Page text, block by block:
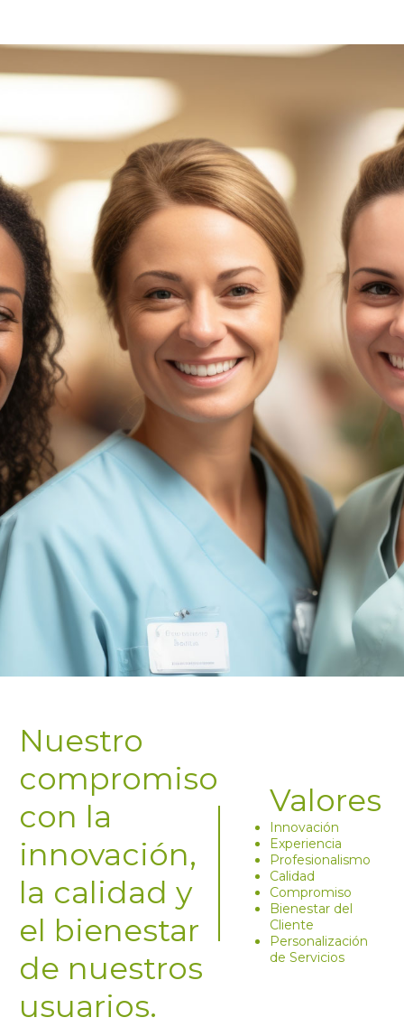
Nuestro
compromiso
con la
innovación,
la calidad y
el bienestar
de nuestros
usuarios.
Valores
Innovación
Experiencia
Profesionalismo
Calidad
Compromiso
Bienestar del
Cliente
Personalización
de Servicios